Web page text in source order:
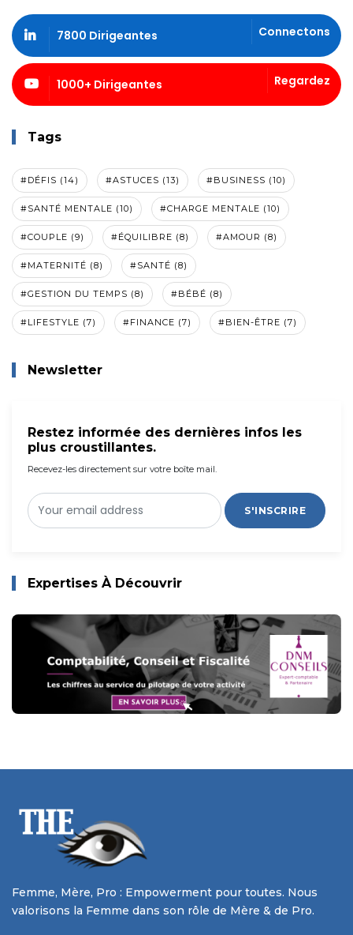
7800 Dirigeantes Connectons
1000+ Dirigeantes Regardez
Tags
#DÉFIS (14) #ASTUCES (13) #BUSINESS (10)
#SANTÉ MENTALE (10) #CHARGE MENTALE (10)
#COUPLE (9) #ÉQUILIBRE (8) #AMOUR (8)
#MATERNITÉ (8) #SANTÉ (8)
#GESTION DU TEMPS (8) #BÉBÉ (8)
#LIFESTYLE (7) #FINANCE (7) #BIEN-ÊTRE (7)
Newsletter
Restez informée des dernières infos les
plus croustillantes.
Recevez-les directement sur votre boîte mail.
S'INSCRIRE
Expertises À Découvrir
Femme, Mère, Pro : Empowerment pour toutes. Nous
valorisons la Femme dans son rôle de Mère & de Pro.